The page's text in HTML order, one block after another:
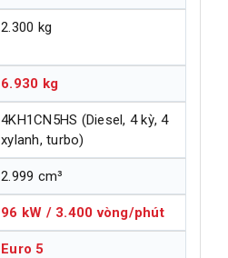
2.300 kg
6.930 kg
4KH1CN5HS (Diesel, 4 kỳ, 4
xylanh, turbo)
2.999 cm³
96 kW / 3.400 vòng/phút
Euro 5